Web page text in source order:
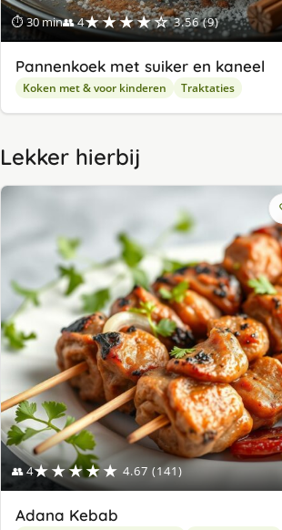
⏱ 30 min👥 4★★★★☆ 3.56 (9)
Pannenkoek met suiker en kaneel
Koken met & voor kinderen Traktaties
Lekker hierbij
👥 4★★★★★ 4.67 (141)
Adana Kebab